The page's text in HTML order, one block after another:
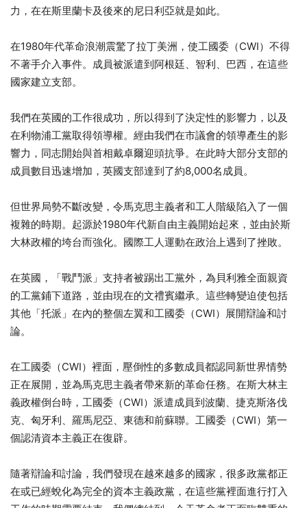
力，在在斯里蘭卡及後來的尼日利亞就是如此。
在1980年代革命浪潮震驚了拉丁美洲，使工國委（CWI）不得
不著手介入事件。成員被派遣到阿根廷、智利、巴西，在這些
國家建立支部。
我們在英國的工作很成功，所以得到了決定性的影響力，以及
在利物浦工黨取得領導權。經由我們在市議會的領導產生的影
響力，同志開始與首相戴卓爾迎頭抗爭。在此時大部分支部的
成員數目迅速增加，英國支部達到了約8,000名成員。
但世界局勢不斷改變，令馬克思主義者和工人階級陷入了一個
複雜的時期。起源於1980年代新自由主義開始起來，並由於斯
大林政權的垮台而強化。國際工人運動在政治上遇到了挫敗。
在英國，「戰鬥派」支持者被踢出工黨外，為貝利雅全面親資
的工黨鋪下道路，並由現在的文禮賓繼承。這些轉變迫使包括
其他「托派」在內的整個左翼和工國委（CWI）展開辯論和討
論。
在工國委（CWI）裡面，壓倒性的多數成員都認同新世界情勢
正在展開，並為馬克思主義者帶來新的革命任務。在斯大林主
義政權倒台時，工國委（CWI）派遣成員到波蘭、捷克斯洛伐
克、匈牙利、羅馬尼亞、東德和前蘇聯。工國委（CWI）第一
個認清資本主義正在復辟。
隨著辯論和討論，我們發現在越來越多的國家，很多政黨都正
在或已經蛻化為完全的資本主義政黨，在這些黨裡面進行打入